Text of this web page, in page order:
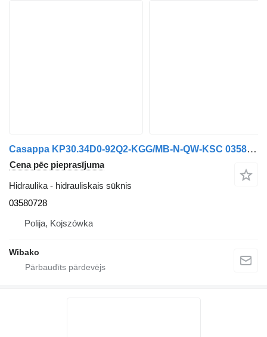
Casappa KP30.34D0-92Q2-KGG/MB-N-QW-KSC 03580728 hidrauliskais sūknis
Cena pēc pieprasījuma
Hidraulika - hidrauliskais sūknis
03580728
Polija, Kojszówka
Wibako